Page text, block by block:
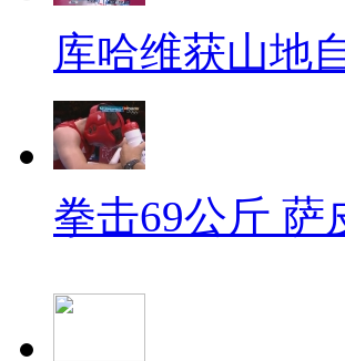
库哈维获山地
拳击69公斤 萨